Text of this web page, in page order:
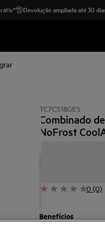
Devolução ampliada até 30
TC7CS18GES
Combinado
NoFrost
0 (0)
Benefícios